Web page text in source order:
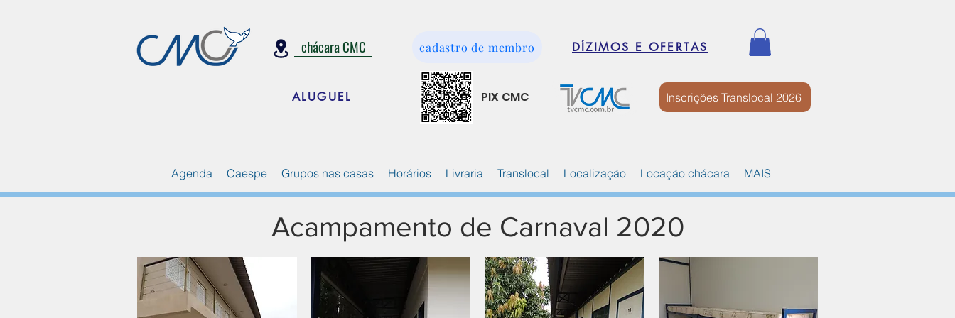
chácara CMC
ALUGUEL
cadastro de membro DÍZIMOS E OFERTAS
PIX CMC Inscrições Translocal 2026
Agenda Caespe Grupos nas casas Horários Livraria Translocal Localização Locação chácara MAIS
Acampamento de Carnaval 2020